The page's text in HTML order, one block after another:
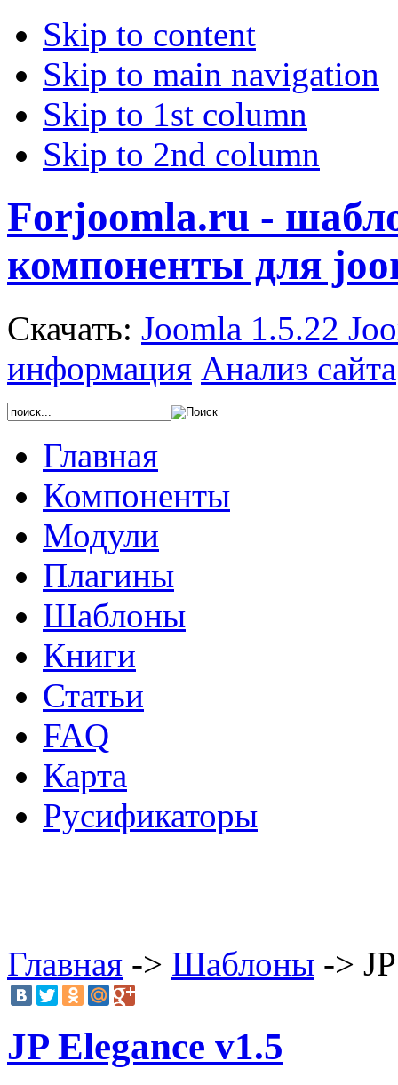
Skip to content
Skip to main navigation
Skip to 1st column
Skip to 2nd column
Forjoomla.ru -
компоненты для
Скачать: Joomla 1.5.22
информация Анализ сайта
Главная
Компоненты
Модули
Плагины
Шаблоны
Книги
Статьи
FAQ
Карта
Русификаторы
Главная -> Шаблоны ->
JP Elegance v1.5